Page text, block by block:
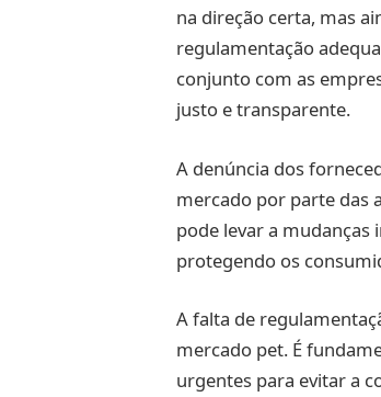
na direção certa, mas
regulamentação
conjunto com as
justo e transparente.
A denúncia dos
mercado por parte das
pode levar a
protegendo os
A falta de
mercado pet. É
urgentes para evitar a